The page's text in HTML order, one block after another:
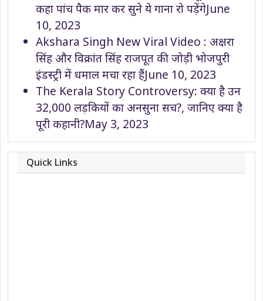
कहा पांच पैक मार कर सुने ये गाना रो पड़ेंगेJune
10, 2023
Akshara Singh New Viral Video : अक्षरा
सिंह और विक्रांत सिंह राजपूत की जोड़ी भोजपुरी
इंडस्ट्री में धमाल मचा रहा हैंJune 10, 2023
The Kerala Story Controversy: क्या है उन
32,000 लड़कियों का अनसुना सच?, जानिए क्या है
पूरी कहानी?May 3, 2023
Quick Links